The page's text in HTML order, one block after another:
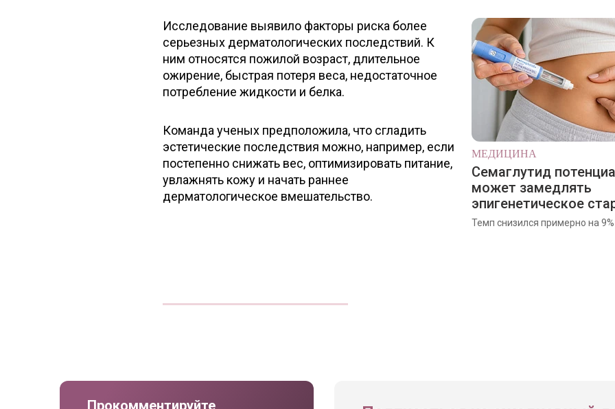
МЕДИЦИНА
Семаглутид
может замедлять
эпигенетическое
Темп снизился примерно на 9%
Исследование выявило факторы риска более
серьезных дерматологических последствий. К
ним относятся пожилой возраст, длительное
ожирение, быстрая потеря веса, недостаточное
потребление жидкости и белка.
Команда ученых предположила, что сгладить
эстетические последствия можно, например, если
постепенно снижать вес, оптимизировать питание,
увлажнять кожу и начать раннее
дерматологическое вмешательство.
Прокомментируйте